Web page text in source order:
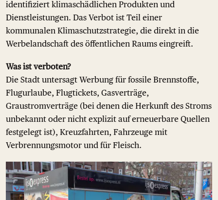
identifiziert klimaschädlichen Produkten und
Dienstleistungen. Das Verbot ist Teil einer
kommunalen Klimaschutzstrategie, die direkt in die
Werbelandschaft des öffentlichen Raums eingreift.
Was ist verboten?
Die Stadt untersagt Werbung für fossile Brennstoffe,
Flugurlaube, Flugtickets, Gasverträge,
Graustromverträge (bei denen die Herkunft des Stroms
unbekannt oder nicht explizit auf erneuerbare Quellen
festgelegt ist), Kreuzfahrten, Fahrzeuge mit
Verbrennungsmotor und für Fleisch.